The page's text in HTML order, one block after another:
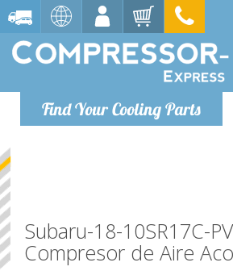
Find Your Cooling Parts
Subaru-18-10SR17C-
Compresor de Aire